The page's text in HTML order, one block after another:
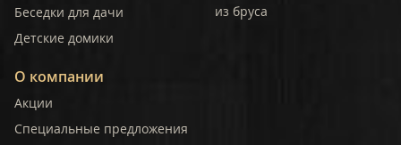
Беседки для дачи
Детские домики
из бруса
О компании
Акции
Специальные предложения